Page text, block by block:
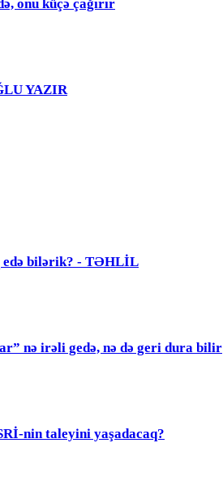
onu küçə çağırır
YAZIR
edə bilərik? - TƏHLİL
nə irəli gedə, nə də geri dura bilir
nin taleyini yaşadacaq?